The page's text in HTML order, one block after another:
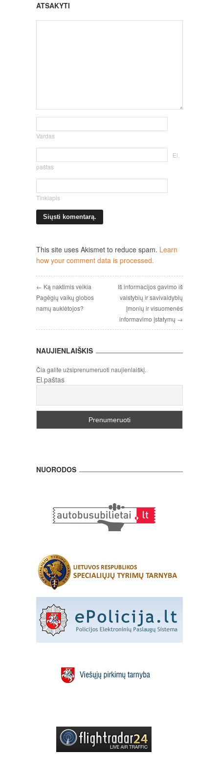
ATSAKYTI
Vardas
El.
paštas
Tinklapis
This site uses Akismet to reduce spam. Learn
how your comment data is processed.
← Ką naktimis veikia
Pagėgių vaikų globos
namų auklėtojos?
Iš informacijos gavimo iš
valstybių ir savivaldybių
įmonių ir visuomenės
informavimo įstatymų →
NAUJIENLAIŠKIS
Čia galite užsiprenumeruoti naujienlaiškį.
El.paštas
NUORODOS